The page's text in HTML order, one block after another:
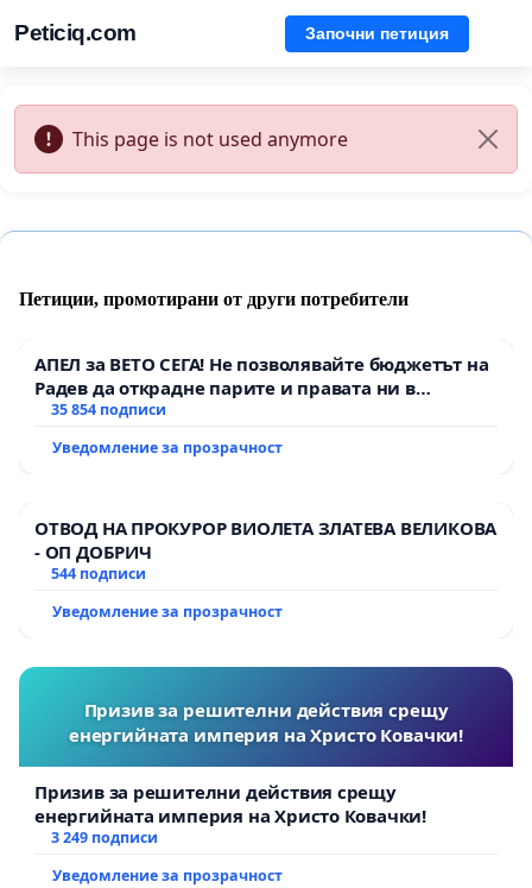
Peticiq.com Започни петиция
This page is not used anymore
Петиции, промотирани от други потребители
АПЕЛ за ВЕТО СЕГА! Не позволявайте бюджетът на
Радев да открадне парите и правата ни в
тъмното
35 854 подписи
Уведомление за прозрачност
ОТВОД НА ПРОКУРОР ВИОЛЕТА ЗЛАТЕВА ВЕЛИКОВА
- ОП ДОБРИЧ
544 подписи
Уведомление за прозрачност
Призив за решителни действия срещу
енергийната империя на Христо Ковачки!
Призив за решителни действия срещу
енергийната империя на Христо Ковачки!
3 249 подписи
Уведомление за прозрачност